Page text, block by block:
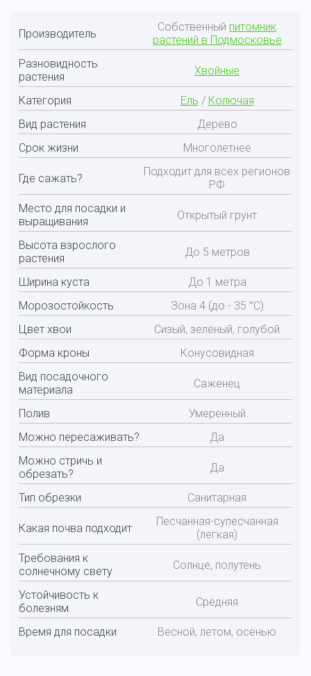
Производитель Собственный питомник
растений в Подмосковье
Разновидность
растения
Хвойные
Категория Ель / Колючая
Вид растения
Дерево
Срок жизни
Многолетнее
Где сажать?
Подходит для всех регионов
РФ
Место для посадки и
выращивания
Открытый грунт
Высота взрослого
растения
До 5 метров
Ширина куста
До 1 метра
Морозостойкость
Зона 4 (до - 35 °С)
Цвет хвои
Сизый, зелёный, голубой
Форма кроны
Конусовидная
Вид посадочного
материала
Саженец
Полив
Умеренный
Можно пересаживать?
Да
Можно стричь и
обрезать?
Да
Тип обрезки Санитарная
Какая почва подходит
Песчанная-супесчанная
(легкая)
Требования к
солнечному свету
Солнце, полутень
Устойчивость к
болезням
Средняя
Время для посадки Весной, летом, осенью